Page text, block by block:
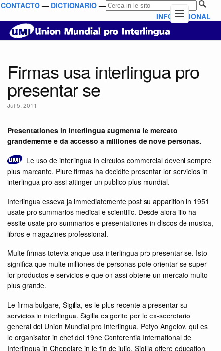
CONTACTO— DICTIONARIO—
INFO NATIONAL
Firmas usa interlingua pro
presentar se
Jul 5, 2011
Presentationes in interlingua augmenta le mercato
grandemente e da accesso a milliones de nove personas.
Le uso de interlingua in circulos commercial deveni sempre
plus marcante. Plure firmas ha decidite presentar lor servicios in
interlingua pro assi attinger un publico plus mundial.
Interlingua esseva ja immediatemente post su apparition in 1951
usate pro summarios medical e scientific. Desde alora illo ha
essite usate pro summarios e presentationes in discos de musica,
libros e magazines professional.
Multe firmas totevia anque usa interlingua pro presentar se. Isto
significa que multe milliones de personas pote orientar se super
lor productos e servicios e que on assi obtene un mercato multo
plus grande.
Le firma bulgare, Sigilla, es le plus recente a presentar su
servicios in interlingua. Sigilla es gerite per le ex-secretario
general del Union Mundial pro Interlingua, Petyo Angelov, qui es
le organisator in chef del 19ne Conferentia International de
Interlingua in Chepelare in le fin de julio. Sigilla offere education